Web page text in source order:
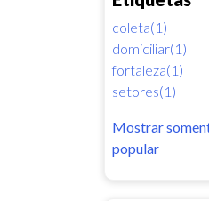
coleta(1)
domiciliar(1)
fortaleza(1)
setores(1)
Mostrar
popular